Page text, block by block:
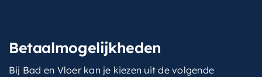
Betaalmogelijkheden
Bij Bad en Vloer kan je kiezen uit de volgende